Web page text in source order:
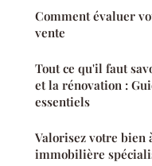
Comment évaluer
vente
Tout ce qu'il faut
et la rénovation :
essentiels
Valorisez votre bien
immobilière